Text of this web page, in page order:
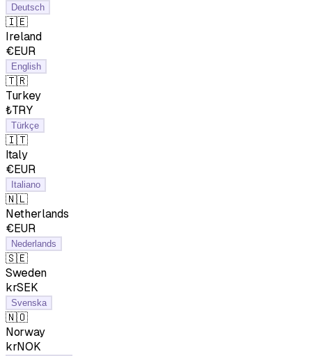
Deutsch
🇮🇪
Ireland
€EUR
English
🇹🇷
Turkey
₺TRY
Türkçe
🇮🇹
Italy
€EUR
Italiano
🇳🇱
Netherlands
€EUR
Nederlands
🇸🇪
Sweden
krSEK
Svenska
🇳🇴
Norway
krNOK